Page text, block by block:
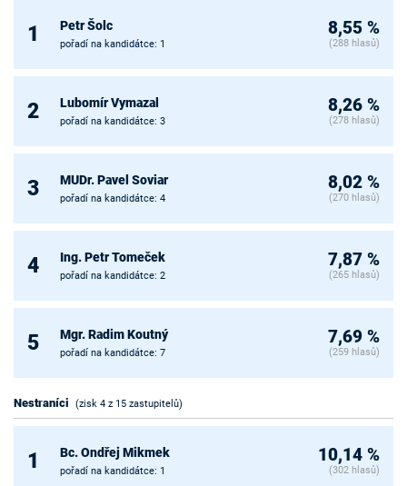
1 Petr Šolc
pořadí na kandidátce: 1
8,55 %
(288 hlasů)
2 Lubomír Vymazal
pořadí na kandidátce: 3
8,26 %
(278 hlasů)
3 MUDr. Pavel Soviar
pořadí na kandidátce: 4
8,02 %
(270 hlasů)
4 Ing. Petr Tomeček
pořadí na kandidátce: 2
7,87 %
(265 hlasů)
5 Mgr. Radim Koutný
pořadí na kandidátce: 7
7,69 %
(259 hlasů)
Nestraníci (zisk 4 z 15 zastupitelů)
1 Bc. Ondřej Mikmek
pořadí na kandidátce: 1
10,14 %
(302 hlasů)